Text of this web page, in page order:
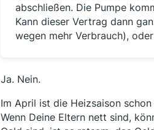
abschließen. Die Pumpe
Kann dieser Vertrag dann
wegen mehr Verbrauch),
Ja. Nein.
Im April ist die Heizsaison
Wenn Deine Eltern nett sind,